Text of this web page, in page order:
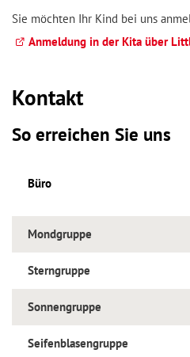
Kontakt
So erreichen Sie uns
Büro
Mondgruppe
Sterngruppe
Sonnengruppe
Seifenblasengruppe
Sie möchten Ihr Kind bei uns
Anmeldung in der Kita über